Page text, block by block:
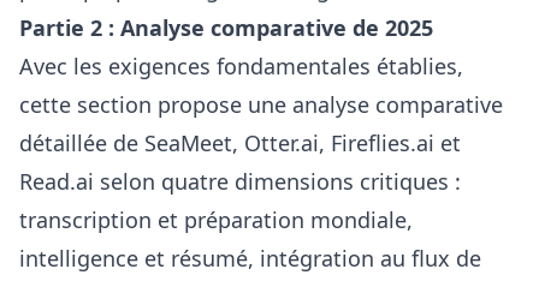
Partie 2 : Analyse comparative de 2025
Avec les exigences fondamentales établies,
cette section propose une analyse comparative
détaillée de SeaMeet, Otter.ai, Fireflies.ai et
Read.ai selon quatre dimensions critiques :
transcription et préparation mondiale,
intelligence et résumé, intégration au flux de